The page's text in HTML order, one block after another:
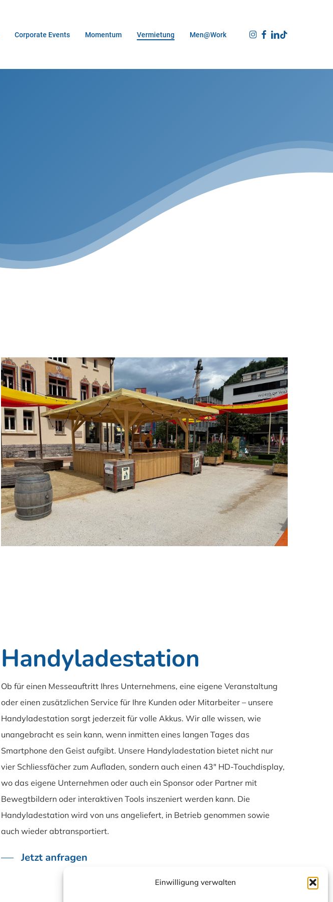
Einwilligung verwalten
Corporate Events Momentum Vermietung Men@work Facebook
Linkedin
InstagramTiktok
Handyladestation
Ob für einen Messeauftritt Ihres Unternehmens, eine eigene Veranstaltung
oder einen zusätzlichen Service für Ihre Kunden oder Mitarbeiter – unsere
Handyladestation sorgt jederzeit für volle Akkus. Wir alle wissen, wie
unangebracht es sein kann, wenn inmitten eines langen Tages das
Smartphone den Geist aufgibt. Unsere Handyladestation bietet nicht nur
vier Schliessfächer zum Aufladen, sondern auch einen 43″ HD-Touchdisplay,
wo das eigene Unternehmen oder auch ein Sponsor oder Partner mit
Bewegtbildern oder interaktiven Tools inszeniert werden kann. Die
Handyladestation wird von uns angeliefert, in Betrieb genommen sowie
auch wieder abtransportiert.
Jetzt anfragen